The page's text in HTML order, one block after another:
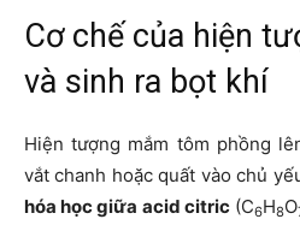
Cơ chế của hiện
và sinh ra bọt khí
Hiện tượng mắm tôm phồng
vắt chanh hoặc quất vào chủ
hóa học giữa acid citric(C6H8O